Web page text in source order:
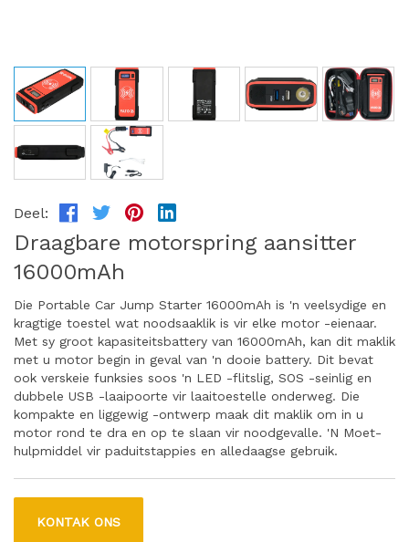
Deel:
Draagbare motorspring aansitter
16000mAh
Die Portable Car Jump Starter 16000mAh is 'n veelsydige en
kragtige toestel wat noodsaaklik is vir elke motor -eienaar.
Met sy groot kapasiteitsbattery van 16000mAh, kan dit maklik
met u motor begin in geval van 'n dooie battery. Dit bevat
ook verskeie funksies soos 'n LED -flitslig, SOS -seinlig en
dubbele USB -laaipoorte vir laaitoestelle onderweg. Die
kompakte en liggewig -ontwerp maak dit maklik om in u
motor rond te dra en op te slaan vir noodgevalle. 'N Moet-
hulpmiddel vir paduitstappies en alledaagse gebruik.
KONTAK ONS